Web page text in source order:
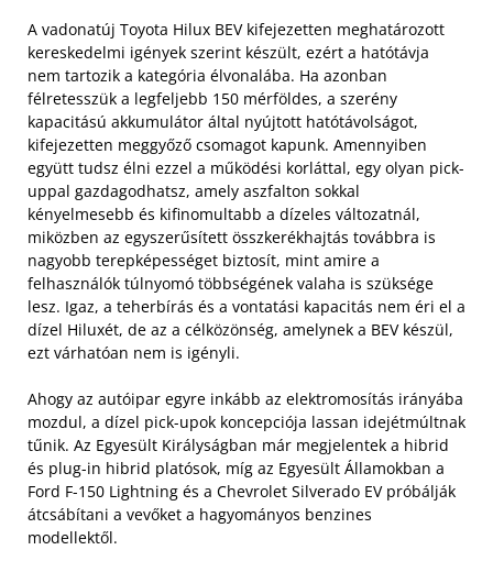
A vadonatúj Toyota Hilux BEV kifejezetten meghatározott
kereskedelmi igények szerint készült, ezért a hatótávja
nem tartozik a kategória élvonalába. Ha azonban
félretesszük a legfeljebb 150 mérföldes, a szerény
kapacitású akkumulátor által nyújtott hatótávolságot,
kifejezetten meggyőző csomagot kapunk. Amennyiben
együtt tudsz élni ezzel a működési korláttal, egy olyan pick-
uppal gazdagodhatsz, amely aszfalton sokkal
kényelmesebb és kifinomultabb a dízeles változatnál,
miközben az egyszerűsített összkerékhajtás továbbra is
nagyobb terepképességet biztosít, mint amire a
felhasználók túlnyomó többségének valaha is szüksége
lesz. Igaz, a teherbírás és a vontatási kapacitás nem éri el a
dízel Hiluxét, de az a célközönség, amelynek a BEV készül,
ezt várhatóan nem is igényli.
Ahogy az autóipar egyre inkább az elektromosítás irányába
mozdul, a dízel pick-upok koncepciója lassan idejétmúltnak
tűnik. Az Egyesült Királyságban már megjelentek a hibrid
és plug-in hibrid platósok, míg az Egyesült Államokban a
Ford F-150 Lightning és a Chevrolet Silverado EV próbálják
átcsábítani a vevőket a hagyományos benzines
modellektől.